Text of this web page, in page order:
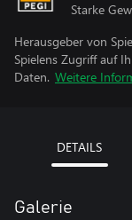
Starke
Herausgeber von
Spielens Zugriff auf
Daten. Weitere
DETAILS
Galerie